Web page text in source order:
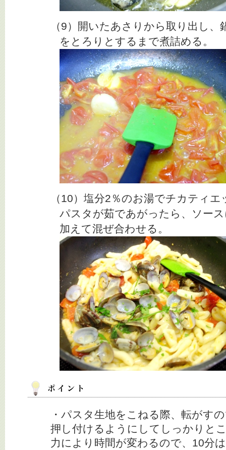
（9）開いたあさりから取り出し、
をとろりとするまで煮詰める。
（10）塩分2％のお湯でチカティ
パスタが茹であがったら、ソー
加えて混ぜ合わせる。
・パスタ生地をこねる際、転がす
押し付けるようにしてしっかりと
力により時間が変わるので、10分